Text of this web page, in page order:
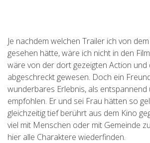
Je nachdem welchen Trailer ich von dem
gesehen hätte, wäre ich nicht in den
wäre von der dort gezeigten Action und
abgeschreckt gewesen. Doch ein
wunderbares Erlebnis, als entspannend
empfohlen. Er und sei Frau hätten so
gleichzeitig tief berührt aus dem Kino
viel mit Menschen oder mit Gemeinde
hier alle Charaktere wiederfinden.